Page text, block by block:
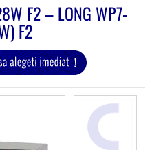
F2 – LONG WP7-
F2